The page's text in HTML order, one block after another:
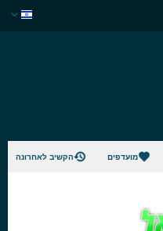
מועדפים הקשיב לאחרונה